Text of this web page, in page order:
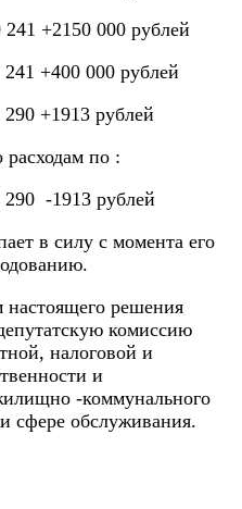
+2150 000 рублей
+400 000 рублей
+1913 рублей
по :
-1913 рублей
в силу с момента его
настоящего решения
комиссию
налоговой и
и
-коммунального
и сфере обслуживания.